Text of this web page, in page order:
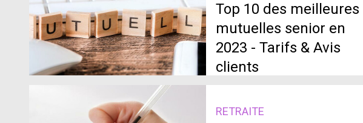
Top 10 des meilleures
mutuelles senior en
2023 - Tarifs & Avis
clients
RETRAITE